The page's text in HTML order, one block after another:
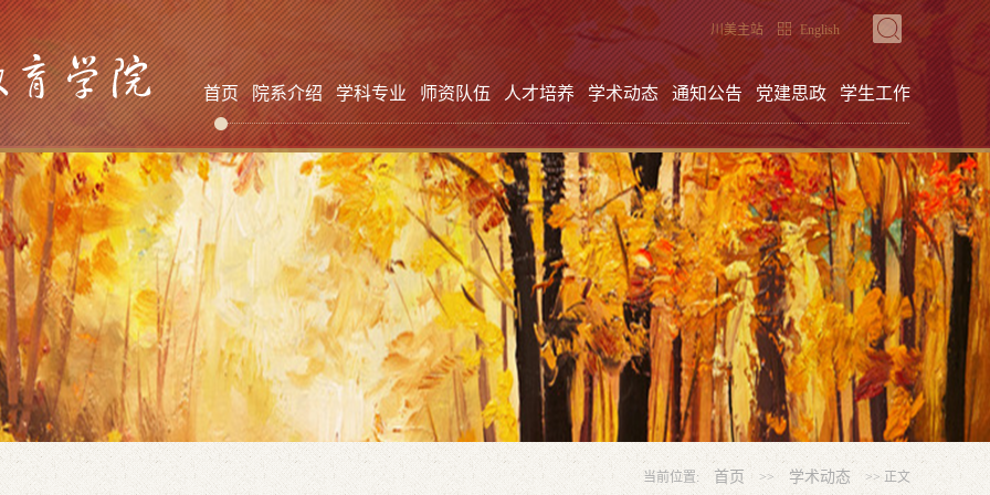
English
川美主站
首页 院系介绍 学科专业 师资队伍 人才培养 学术动态 通知公告 党建思政 学生工作
当前位置: 首页 >> 学术动态 >> 正文